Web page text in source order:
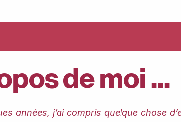
de moi ...
années, j’ai compris quelque chose